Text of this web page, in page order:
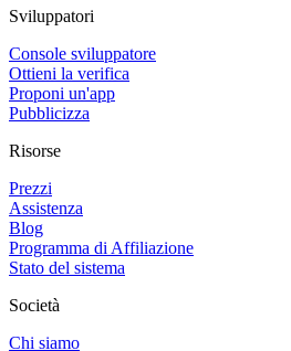
Sviluppatori
Console sviluppatore
Ottieni la verifica
Proponi un'app
Pubblicizza
Risorse
Prezzi
Assistenza
Blog
Programma di Affiliazione
Stato del sistema
Società
Chi siamo